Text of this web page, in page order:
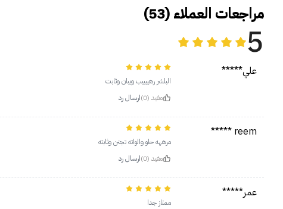
مراجعات العملاء (53)
5
علي*****
البلشر رهييبيب ويبان وثابت
مفيد (0)
ارسال رد
reem *****
مرههه حلو والواته تجنن وثابته
مفيد (0)
ارسال رد
عمر*****
ممتاز جدا